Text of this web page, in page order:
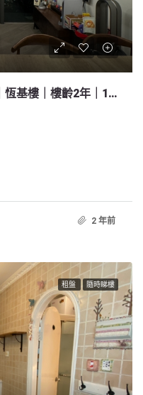
【*放租* 啟德The Henley】｜恆基樓｜樓齡2年｜1房開房廚
2 年前
租盤 隨時睇樓